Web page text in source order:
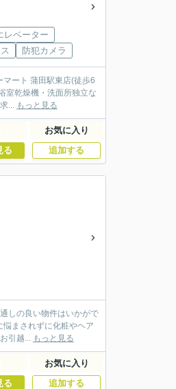
レベーター
防犯カメラ
ート 蒲田駅東店(徒歩6
室乾燥機・洗面所独立な
... もっと見る
お気に入り
る 追加する
しの良い物件はいかがで
まされずに化粧やヘア
引越... もっと見る
お気に入り
る 追加する